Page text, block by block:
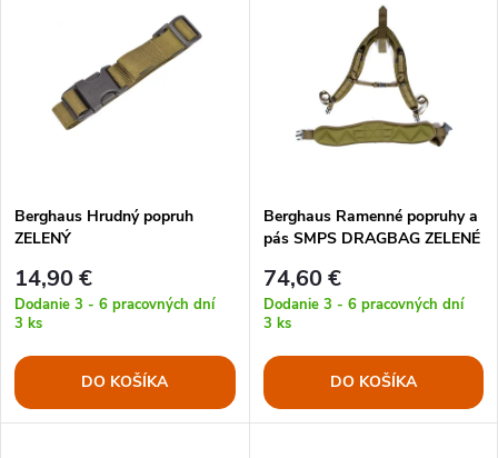
e
p
r
o
Najpredávanejšie
Abecedne
s
p
r
o
d
Berghaus Hrudný popruh
ZELENÝ
14,90 €
Dodanie 3 - 6 pracovných dní
3 ks
DO KOŠÍKA
Berghaus Ramenné popruhy a
pás SMPS DRAGBAG ZELENÉ
74,60 €
Dodanie 3 - 6 pracovných dní
3 ks
DO KOŠÍKA